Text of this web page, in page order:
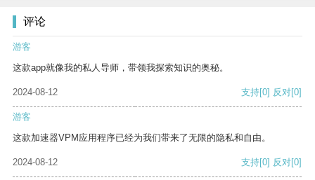
评论
游客
这款app就像我的私人导师，带领我探索知识的奥秘。
2024-08-12 支持[0] 反对[0]
游客
这款加速器VPM应用程序已经为我们带来了无限的隐私和自由。
2024-08-12 支持[0] 反对[0]